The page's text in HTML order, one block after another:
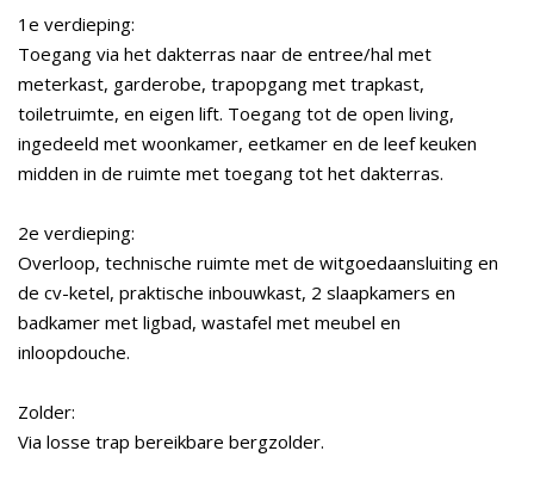
1e verdieping:
Toegang via het dakterras naar de entree/hal met
meterkast, garderobe, trapopgang met trapkast,
toiletruimte, en eigen lift. Toegang tot de open living,
ingedeeld met woonkamer, eetkamer en de leef keuken
midden in de ruimte met toegang tot het dakterras.
2e verdieping:
Overloop, technische ruimte met de witgoedaansluiting en
de cv-ketel, praktische inbouwkast, 2 slaapkamers en
badkamer met ligbad, wastafel met meubel en
inloopdouche.
Zolder:
Via losse trap bereikbare bergzolder.